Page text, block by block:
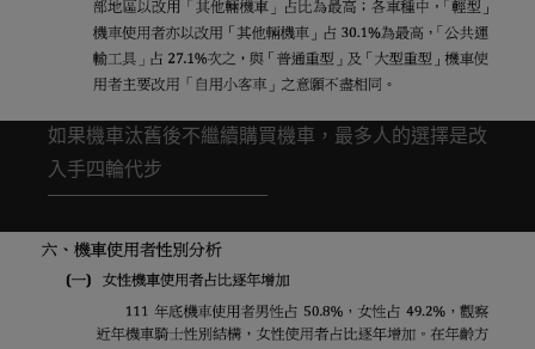
如果機車汰舊後不繼續購買機車，最多人的選擇是改
入手四輪代步